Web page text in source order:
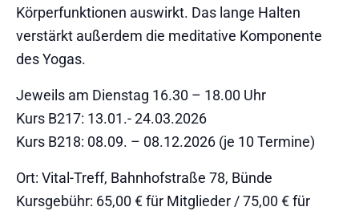
Körperfunktionen auswirkt. Das lange Halten
verstärkt außerdem die meditative Komponente
des Yogas.
Jeweils am Dienstag 16.30 – 18.00 Uhr
Kurs B217: 13.01.- 24.03.2026
Kurs B218: 08.09. – 08.12.2026 (je 10 Termine)
Ort: Vital-Treff, Bahnhofstraße 78, Bünde
Kursgebühr: 65,00 € für Mitglieder / 75,00 € für